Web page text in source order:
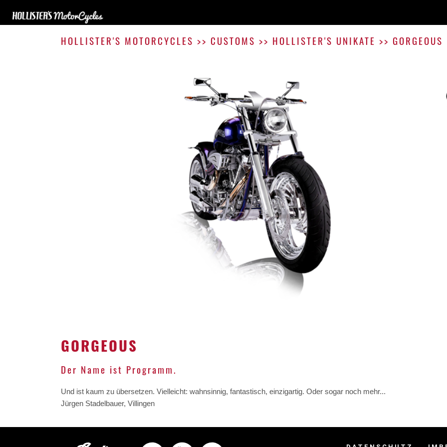
HOLLISTER'S MOTORCYCLES >> CUSTOMS >> HOLLISTER'S UNIKATE >> GORGEOUS
GORGEOUS
Der Name ist Programm.
Und ist kaum zu übersetzen. Vielleicht: wahnsinnig, fantastisch, einzigartig. Oder sogar noch mehr...
Jürgen Stadelbauer, Villingen